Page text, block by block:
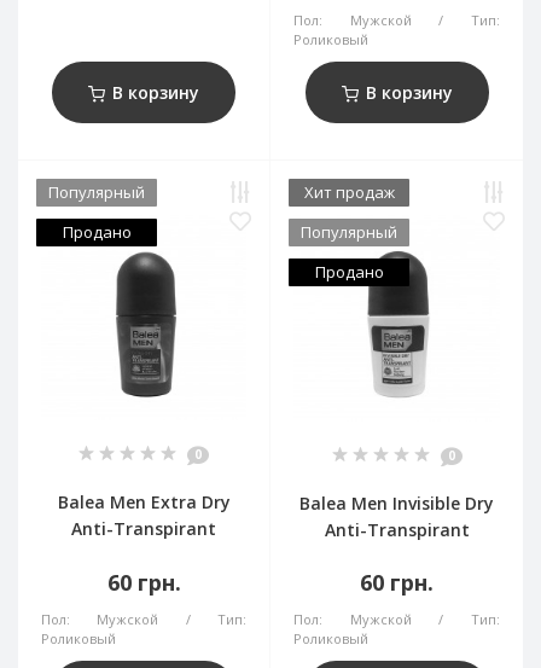
В корзину
Пол: Мужской
Тип:
Роликовый
В корзину
Популярный
Продано
0
Balea Men Extra Dry
Anti-Transpirant
60 грн.
Пол: Мужской
Тип:
Роликовый
Хит продаж
Популярный
Продано
0
Balea Men Invisible Dry
Anti-Transpirant
60 грн.
Пол: Мужской
Тип:
Роликовый